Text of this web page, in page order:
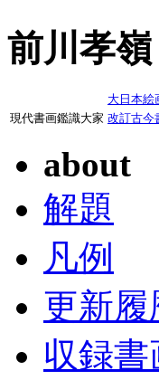
前川孝嶺
大日本絵
現代書画鑑識大家 改訂古今
about
解題
凡例
更新履
収録